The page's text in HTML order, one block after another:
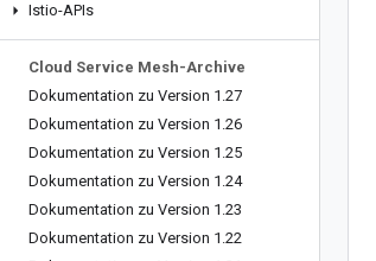
Istio-APIs
Cloud Service Mesh-Archive
Dokumentation zu Version 1 .27
Dokumentation zu Version 1 .26
Dokumentation zu Version 1 .25
Dokumentation zu Version 1 .24
Dokumentation zu Version 1 .23
Dokumentation zu Version 1 .22